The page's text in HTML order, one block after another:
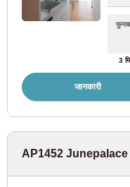
3
जानकारी
AP1452
ओसाका मेट्रो योत्सुबाशी
ओसाका मेट्रो नान्को पोर्ट
ओसाका मेट्रो मिडोसुजी लाइन
ओसाका मेट्रो तनिमाची
ओसाका मेट्रो नागहोरी